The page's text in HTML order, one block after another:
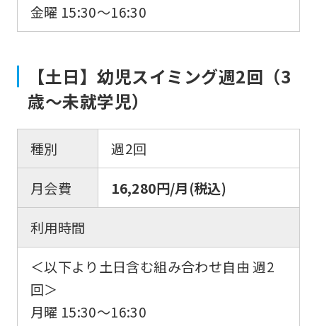
金曜 15:30〜16:30
【土日】幼児スイミング週2回（3
歳～未就学児）
種別
週2回
月会費
16,280円/月(税込)
利用時間
＜以下より土日含む組み合わせ自由 週2
回＞
月曜 15:30〜16:30